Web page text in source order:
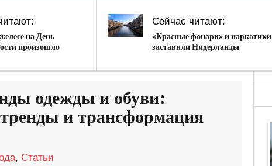
на День
произошло
Сейчас читают:
«Красные фонари» и наркотики
заставили Нидерланды
одежды и обуви:
и трансформация
, Статьи